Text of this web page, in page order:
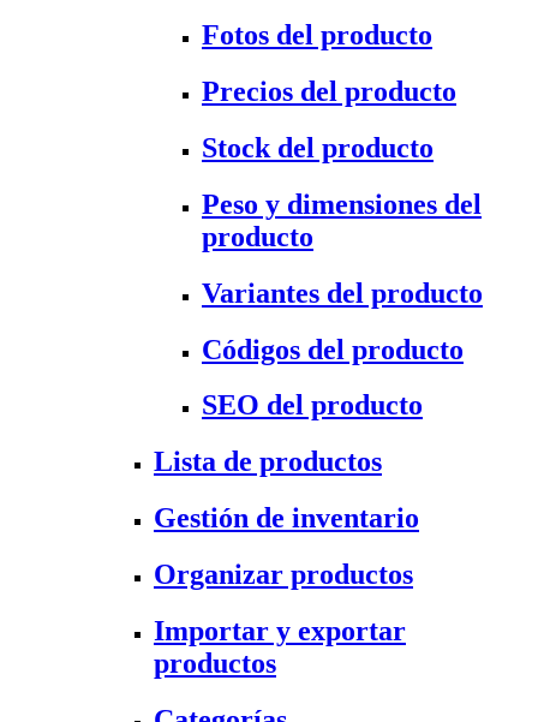
Fotos del producto
Precios del producto
Stock del producto
Peso y dimensiones del
producto
Variantes del producto
Códigos del producto
SEO del producto
Lista de productos
Gestión de inventario
Organizar productos
Importar y exportar
productos